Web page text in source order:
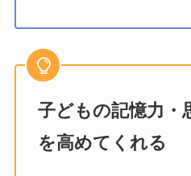
子どもの記憶力・
を高めてくれる